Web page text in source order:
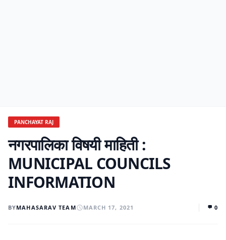
PANCHAYAT RAJ
नगरपालिका विषयी माहिती :
MUNICIPAL COUNCILS
INFORMATION
BYMAHASARAV TEAM MARCH 17, 2021 0